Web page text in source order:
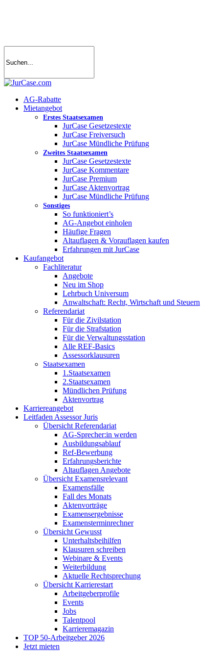
search
account
Menu
AG-Rabatte
Mietangebot
Erstes Staatsexamen
JurCase Gesetzestexte
JurCase Freiversuch
JurCase Mündliche Prüfung
Zweites Staatsexamen
JurCase Gesetzestexte
JurCase Kommentare
JurCase Premium
JurCase Aktenvortrag
JurCase Mündliche Prüfung
Sonstiges
So funktioniert’s
AG-Angebot einholen
Häufige Fragen
Altauflagen & Vorauflagen kaufen
Erfahrungen mit JurCase
Kaufangebot
Fachliteratur
Angebote
Neu im Shop
Lehrbuch Universum
Anwaltschaft: Recht, Wirtschaft und Steuern
Referendariat
Für die Zivilstation
Für die Strafstation
Für die Verwaltungsstation
Alle REF-Basics
Assessorklausuren
Staatsexamen
1.Staatsexamen
2.Staatsexamen
Mündlichen Prüfung
Aktenvortrag
Karriereangebot
Leitfaden Assessor Juris
Übersicht Referendariat
AG-Sprecher:in werden
Ausbildungsablauf
Ref-Bewerbung
Erfahrungsberichte
Altauflagen Angebote
Übersicht Examensrelevant
Examensfälle
Fall des Monats
Aktenvorträge
Examensergebnisse
Examensterminrechner
Übersicht Gewusst
Unterhaltsbeihilfen
Klausuren schreiben
Webinare & Events
Weiterbildung
Aktuelle Rechtsprechung
Übersicht Karrierestart
Arbeitgeberprofile
Events
Jobs
Talentpool
Karrieremagazin
TOP 50-Arbeitgeber 2026
Jetzt mieten